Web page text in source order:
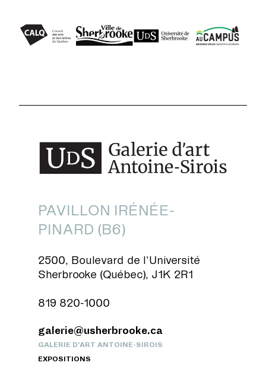
PAVILLON IRÉNÉE-
PINARD (B6)
2500, Boulevard de l'Université
Sherbrooke (Québec), J1K 2R1
819 820-1000
galerie@usherbrooke.ca
GALERIE D’ART ANTOINE-SIROIS
EXPOSITIONS